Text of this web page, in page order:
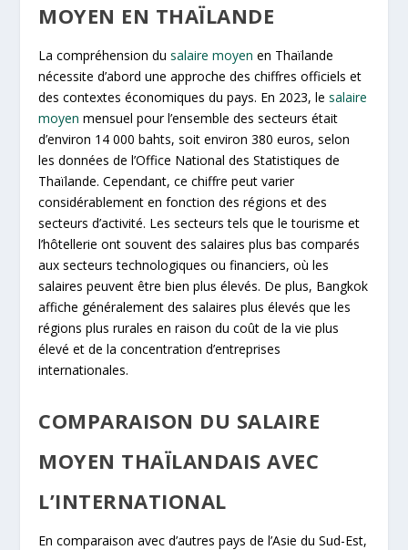
MOYEN EN THAÏLANDE
La compréhension dusalaire moyen en Thaïlande
nécessite d’abord une approche des chiffres officiels et
des contextes économiques du pays. En 2023, lesalaire
moyen mensuel pour l’ensemble des secteurs était
d’environ 14 000 bahts, soit environ 380 euros, selon
les données de l’Office National des Statistiques de
Thaïlande. Cependant, ce chiffre peut varier
considérablement en fonction des régions et des
secteurs d’activité. Les secteurs tels que le tourisme et
l’hôtellerie ont souvent des salaires plus bas comparés
aux secteurs technologiques ou financiers, où les
salaires peuvent être bien plus élevés. De plus, Bangkok
affiche généralement des salaires plus élevés que les
régions plus rurales en raison du coût de la vie plus
élevé et de la concentration d’entreprises
internationales.
COMPARAISON DU SALAIRE
MOYEN THAÏLANDAIS AVEC
L’INTERNATIONAL
En comparaison avec d’autres pays de l’Asie du Sud-Est,